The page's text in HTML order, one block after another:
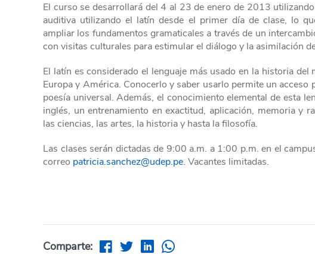
El curso se desarrollará del 4 al 23 de enero de 2013
auditiva utilizando el latín desde el primer día de clase, lo
ampliar los fundamentos gramaticales a través de un
con visitas culturales para estimular el diálogo y la asimilación
El latín es considerado el lenguaje más usado en la historia
Europa y América. Conocerlo y saber usarlo permite un
poesía universal. Además, el conocimiento elemental de esta
inglés, un entrenamiento en exactitud, aplicación, memoria y
las ciencias, las artes, la historia y hasta la filosofía.
Las clases serán dictadas de 9:00 a.m. a 1:00 p.m. en el
correo patricia.sanchez@udep.pe. Vacantes limitadas.
Comparte: